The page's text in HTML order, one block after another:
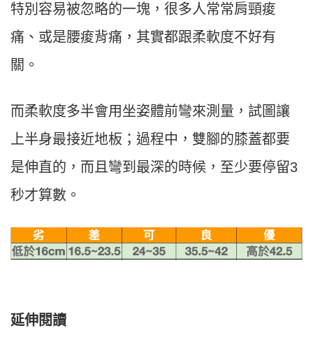
特別容易被忽略的一塊，很多人常常肩頸痠
痛、或是腰痠背痛，其實都跟柔軟度不好有
關。
而柔軟度多半會用坐姿體前彎來測量，試圖讓
上半身最接近地板；過程中，雙腳的膝蓋都要
是伸直的，而且彎到最深的時候，至少要停留3
秒才算數。
延伸閱讀